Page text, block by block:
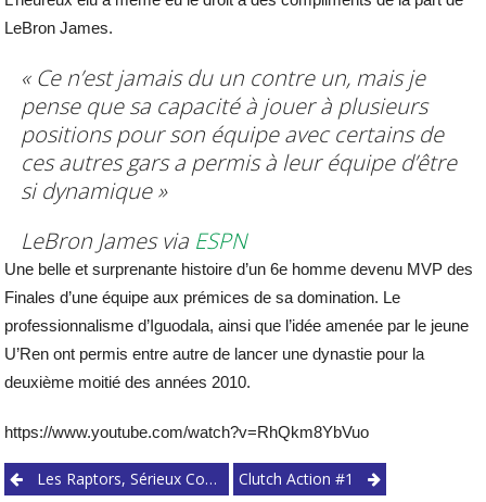
LeBron James.
« Ce n’est jamais du un contre un, mais je
pense que sa capacité à jouer à plusieurs
positions pour son équipe avec certains de
ces autres gars a permis à leur équipe d’être
si dynamique »
LeBron James via ESPN
Une belle et surprenante histoire d’un 6e homme devenu MVP des
Finales d’une équipe aux prémices de sa domination. Le
professionnalisme d’Iguodala, ainsi que l’idée amenée par le jeune
U’Ren ont permis entre autre de lancer une dynastie pour la
deuxième moitié des années 2010.
https://www.youtube.com/watch?v=RhQkm8YbVuo
PostLes Raptors, Sérieux Contenders? Clutch Action #1